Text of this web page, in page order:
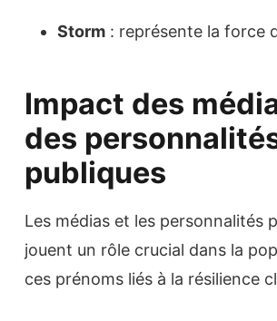
Storm : représente la force
Impact des
des
publiques
Les médias et les personnalités
jouent un rôle crucial dans la
ces prénoms liés à la résilience